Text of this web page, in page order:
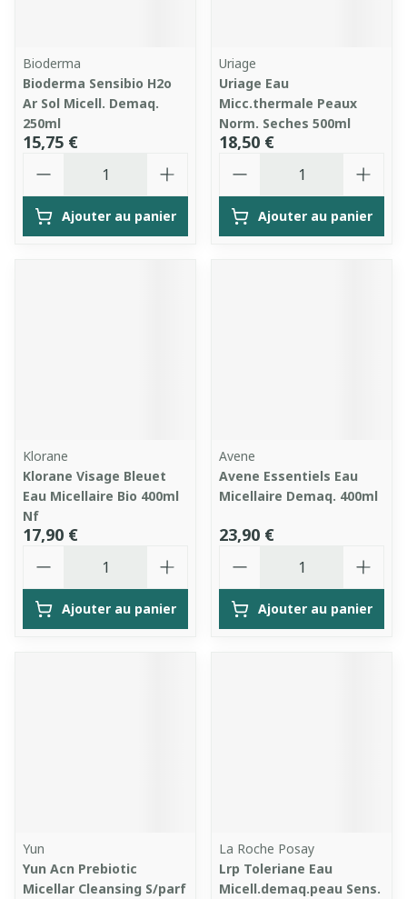
Bioderma
Bioderma Sensibio H2o
Ar Sol Micell. Demaq.
250ml
15,75 €
Ajouter au panier
Uriage
Uriage Eau
Micc.thermale Peaux
Norm. Seches 500ml
18,50 €
Ajouter au panier
Klorane
Klorane Visage Bleuet
Eau Micellaire Bio 400ml
Nf
17,90 €
Ajouter au panier
Avene
Avene Essentiels Eau
Micellaire Demaq. 400ml
23,90 €
Ajouter au panier
Yun
Yun Acn Prebiotic
Micellar Cleansing S/parf
La Roche Posay
Lrp Toleriane Eau
Micell.demaq.peau Sens.